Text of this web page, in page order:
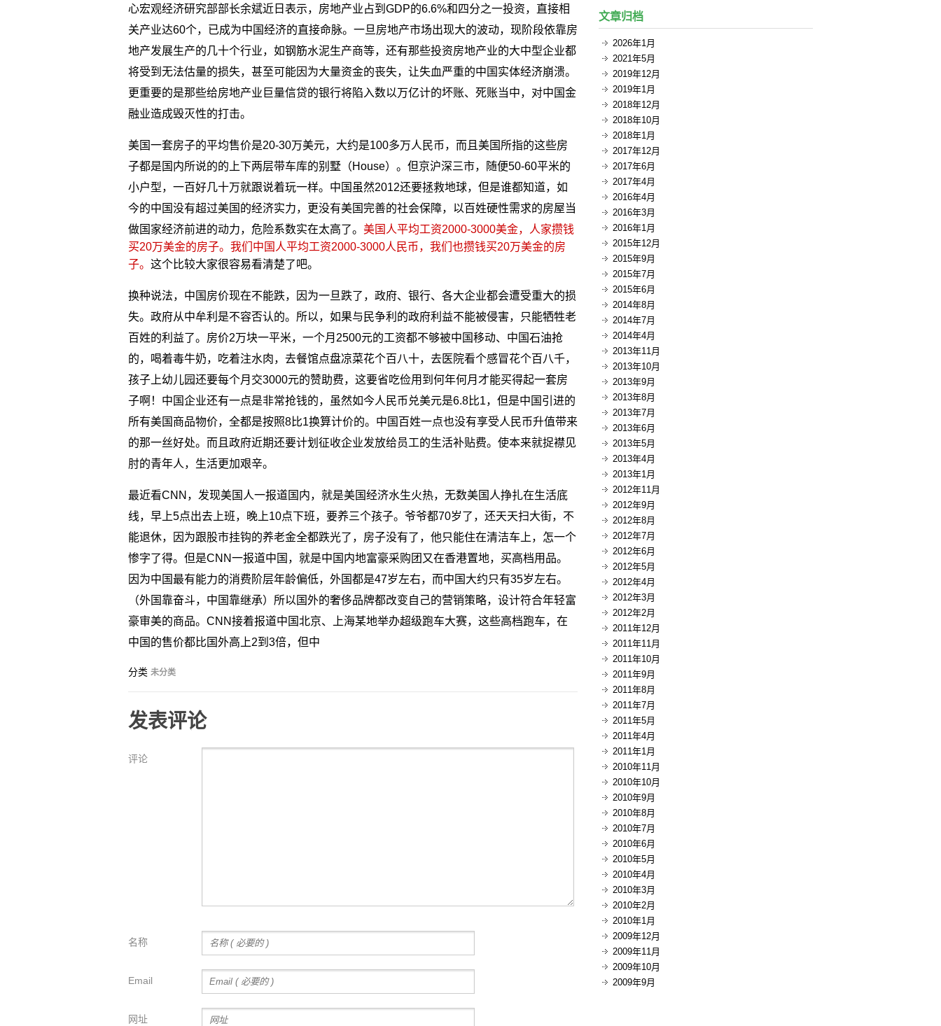
心宏观经济研究部部长余斌近日表示，房地产业占到GDP的6.6%和四分之一投资，直接相
关产业达60个，已成为中国经济的直接命脉。一旦房地产市场出现大的波动，现阶段依靠房
地产发展生产的几十个行业，如钢筋水泥生产商等，还有那些投资房地产业的大中型企业都
将受到无法估量的损失，甚至可能因为大量资金的丧失，让失血严重的中国实体经济崩溃。
更重要的是那些给房地产业巨量信贷的银行将陷入数以万亿计的坏账、死账当中，对中国金
融业造成毁灭性的打击。
美国一套房子的平均售价是20-30万美元，大约是100多万人民币，而且美国所指的这些房
子都是国内所说的的上下两层带车库的别墅（House）。但京沪深三市，随便50-60平米的
小户型，一百好几十万就跟说着玩一样。中国虽然2012还要拯救地球，但是谁都知道，如
今的中国没有超过美国的经济实力，更没有美国完善的社会保障，以百姓硬性需求的房屋当
做国家经济前进的动力，危险系数实在太高了。 美国人平均工资2000-3000美金，人家攒钱
买20万美金的房子。我们中国人平均工资2000-3000人民币，我们也攒钱买20万美金的房
子。 这个比较大家很容易看清楚了吧。
换种说法，中国房价现在不能跌，因为一旦跌了，政府、银行、各大企业都会遭受重大的损
失。政府从中牟利是不容否认的。所以，如果与民争利的政府利益不能被侵害，只能牺牲老
百姓的利益了。房价2万块一平米，一个月2500元的工资都不够被中国移动、中国石油抢
的，喝着毒牛奶，吃着注水肉，去餐馆点盘凉菜花个百八十，去医院看个感冒花个百八千，
孩子上幼儿园还要每个月交3000元的赞助费，这要省吃俭用到何年何月才能买得起一套房
子啊！中国企业还有一点是非常抢钱的，虽然如今人民币兑美元是6.8比1，但是中国引进的
所有美国商品物价，全都是按照8比1换算计价的。中国百姓一点也没有享受人民币升值带来
的那一丝好处。而且政府近期还要计划征收企业发放给员工的生活补贴费。使本来就捉襟见
肘的青年人，生活更加艰辛。
最近看CNN，发现美国人一报道国内，就是美国经济水生火热，无数美国人挣扎在生活底
线，早上5点出去上班，晚上10点下班，要养三个孩子。爷爷都70岁了，还天天扫大街，不
能退休，因为跟股市挂钩的养老金全都跌光了，房子没有了，他只能住在清洁车上，怎一个
惨字了得。但是CNN一报道中国，就是中国内地富豪采购团又在香港置地，买高档用品。
因为中国最有能力的消费阶层年龄偏低，外国都是47岁左右，而中国大约只有35岁左右。
（外国靠奋斗，中国靠继承）所以国外的奢侈品牌都改变自己的营销策略，设计符合年轻富
豪审美的商品。CNN接着报道中国北京、上海某地举办超级跑车大赛，这些高档跑车，在
中国的售价都比国外高上2到3倍，但中
分类 未分类
发表评论
评论
名称
Email
网址
文章归档
2026年1月
2021年5月
2019年12月
2019年1月
2018年12月
2018年10月
2018年1月
2017年12月
2017年6月
2017年4月
2016年4月
2016年3月
2016年1月
2015年12月
2015年9月
2015年7月
2015年6月
2014年8月
2014年7月
2014年4月
2013年11月
2013年10月
2013年9月
2013年8月
2013年7月
2013年6月
2013年5月
2013年4月
2013年1月
2012年11月
2012年9月
2012年8月
2012年7月
2012年6月
2012年5月
2012年4月
2012年3月
2012年2月
2011年12月
2011年11月
2011年10月
2011年9月
2011年8月
2011年7月
2011年5月
2011年4月
2011年1月
2010年11月
2010年10月
2010年9月
2010年8月
2010年7月
2010年6月
2010年5月
2010年4月
2010年3月
2010年2月
2010年1月
2009年12月
2009年11月
2009年10月
2009年9月